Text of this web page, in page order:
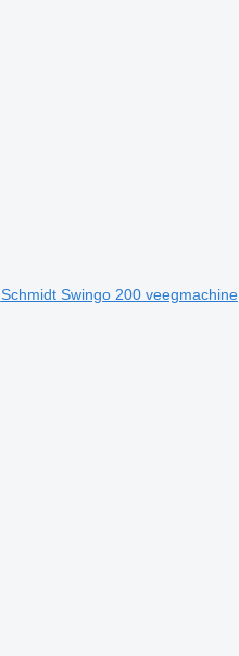
Schmidt Swingo 200 veegmachine